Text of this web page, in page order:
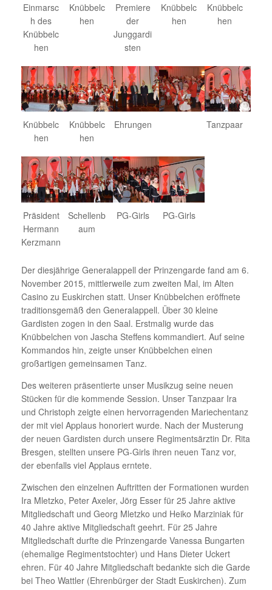
Einmarsc
h des
Knübbelc
hen
Knübbelc
hen
Premiere
der
Junggardi
sten
Knübbelc
hen
Knübbelc
hen
Knübbelc
hen
Knübbelc
hen
Ehrungen Tanzpaar
Präsident
Hermann
Kerzmann
Schellenb
aum
PG-Girls PG-Girls
Der diesjährige Generalappell der Prinzengarde fand am 6.
November 2015, mittlerweile zum zweiten Mal, im Alten
Casino zu Euskirchen statt. Unser Knübbelchen eröffnete
traditionsgemäß den Generalappell. Über 30 kleine
Gardisten zogen in den Saal. Erstmalig wurde das
Knübbelchen von Jascha Steffens kommandiert. Auf seine
Kommandos hin, zeigte unser Knübbelchen einen
großartigen gemeinsamen Tanz.
Des weiteren präsentierte unser Musikzug seine neuen
Stücken für die kommende Session. Unser Tanzpaar Ira
und Christoph zeigte einen hervorragenden Mariechentanz
der mit viel Applaus honoriert wurde. Nach der Musterung
der neuen Gardisten durch unsere Regimentsärztin Dr. Rita
Bresgen, stellten unsere PG-Girls ihren neuen Tanz vor,
der ebenfalls viel Applaus erntete.
Zwischen den einzelnen Auftritten der Formationen wurden
Ira Mletzko, Peter Axeler, Jörg Esser für 25 Jahre aktive
Mitgliedschaft und Georg Mletzko und Heiko Marziniak für
40 Jahre aktive Mitgliedschaft geehrt. Für 25 Jahre
Mitgliedschaft durfte die Prinzengarde Vanessa Bungarten
(ehemalige Regimentstochter) und Hans Dieter Uckert
ehren. Für 40 Jahre Mitgliedschaft bedankte sich die Garde
bei Theo Wattler (Ehrenbürger der Stadt Euskirchen). Zum